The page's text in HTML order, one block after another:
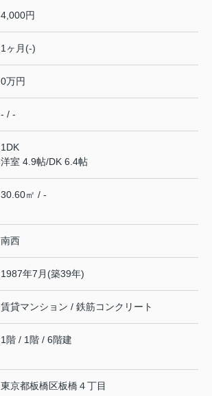
4,000円
1ヶ月(-)
0万円
- / -
1DK
洋室 4.9帖/DK 6.4帖
30.60㎡ / -
南西
1987年7月(築39年)
賃貸マンション / 鉄筋コンクリート
1階 / 1階 / 6階建
東京都板橋区板橋４丁目